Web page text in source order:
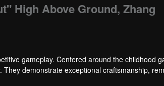
High Above Ground, Zhang
gameplay. Centered around the childhood
demonstrate exceptional craftsmanship,
evade blanket searches by various hunter squads.